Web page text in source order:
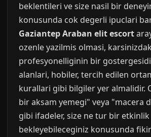
beklentileri ve size nasil bir
konusunda cok degerli ipuclari
Gaziantep Araban elit escort
ozenle yazilmis olmasi,
profesyonelliginin bir
alanlari, hobiler, tercih edilen
kurallari gibi bilgiler yer almalidir.
bir aksam yemegi" veya "macera
gibi ifadeler, size ne tur bir etkinlik
bekleyebileceginiz konusunda